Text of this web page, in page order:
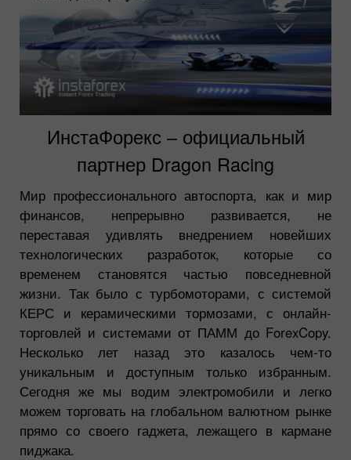
ИнстаФорекс – официальный
партнер Dragon Racing
Мир профессионального автоспорта, как и мир
финансов, непрерывно развивается, не
переставая удивлять внедрением новейших
технологических разработок, которые со
временем становятся частью повседневной
жизни. Так было с турбомоторами, с системой
КЕРС и керамическими тормозами, с онлайн-
торговлей и системами от ПАММ до ForexCopy.
Несколько лет назад это казалось чем-то
уникальным и доступным только избранным.
Сегодня же мы водим электромобили и легко
можем торговать на глобальном валютном рынке
прямо со своего гаджета, лежащего в кармане
пиджака.